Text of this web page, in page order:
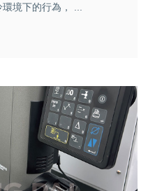
境下的行為， ...